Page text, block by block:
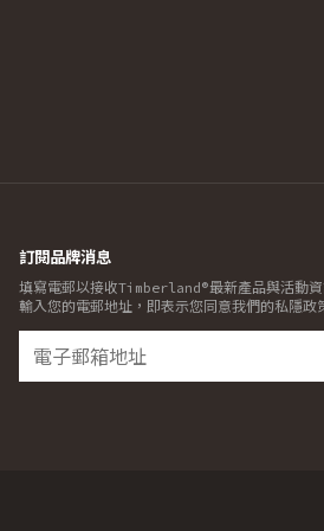
訂閱品牌消息
填寫電郵以接收Timberland®最新產品與活動資
輸入您的電郵地址，即表示您同意我們的私隱政